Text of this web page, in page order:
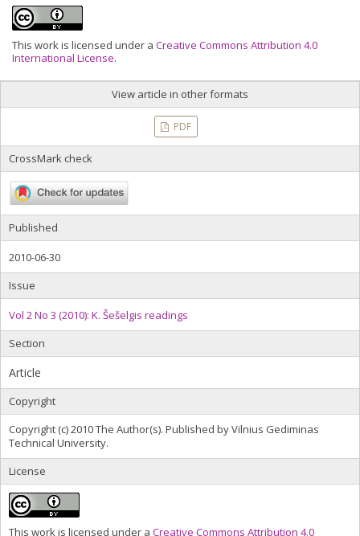
This work is licensed under a Creative Commons Attribution 4.0
International License.
View article in other formats
PDF
CrossMark check
Published
2010-06-30
Issue
Vol 2 No 3 (2010): K. Šešelgis readings
Section
Article
Copyright
Copyright (c) 2010 The Author(s). Published by Vilnius Gediminas
Technical University.
License
This work is licensed under a Creative Commons Attribution 4.0